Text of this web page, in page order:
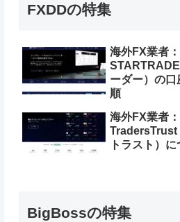
FXDDの特集
海外FX業者：
ーダー）の
順
海外FX業者：
TradersTrust
トラスト）
BigBossの特集